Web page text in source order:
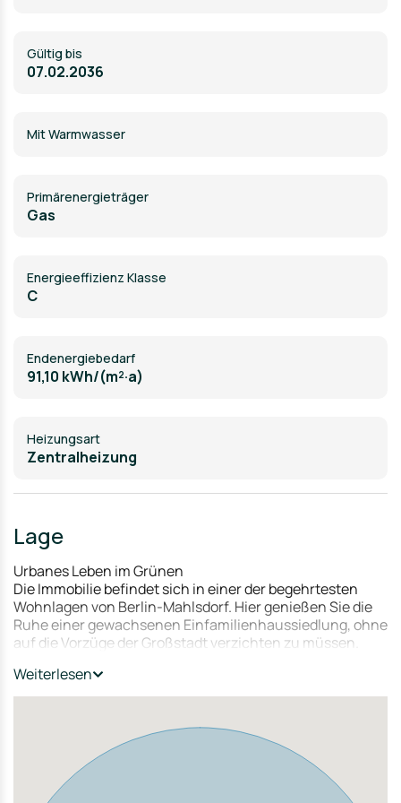
Gültig bis
07.02.2036
Mit Warmwasser
Primärenergieträger
Gas
Energieeffizienz Klasse
C
Endenergiebedarf
91,10 kWh/(m²·a)
Heizungsart
Zentralheizung
Lage
Urbanes Leben im Grünen
Die Immobilie befindet sich in einer der begehrtesten
Wohnlagen von Berlin-Mahlsdorf. Hier genießen Sie die
Ruhe einer gewachsenen Einfamilienhaussiedlung, ohne
auf die Vorzüge der Großstadt verzichten zu müssen.
Weiterlesen